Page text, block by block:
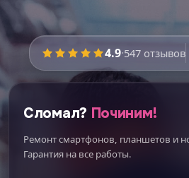
4.9·547 отзывов
Сломал? Починим!
Ремонт смартфонов, планшетов и
Гарантия на все работы.